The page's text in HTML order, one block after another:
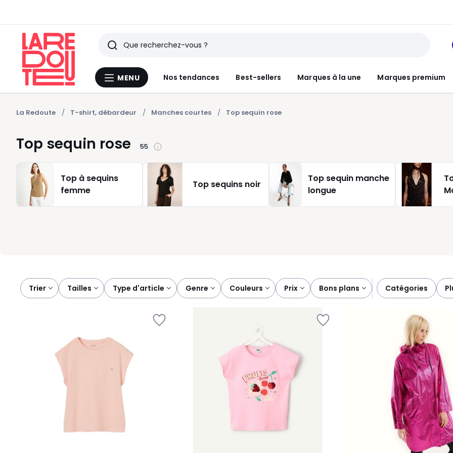
Menu
MENU Nos tendances Best-sellers Marques à la une Marques premium
Rechercher
Derniers
articles
vus
La Redoute T-shirt, débardeur Manches courtes Top sequin rose
Top sequin rose 55
Top à sequins
femme
Top sequins noir
Top sequin manche
longue
Trier
tailles type d'article genre couleurs prix bons plans catégories